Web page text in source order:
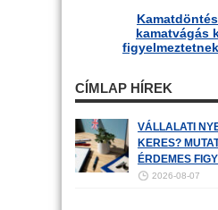
kamatvágás
CÍMLAP HÍREK
VÁLLALATI
KERES?
ÉRDEMES
2026-08-07